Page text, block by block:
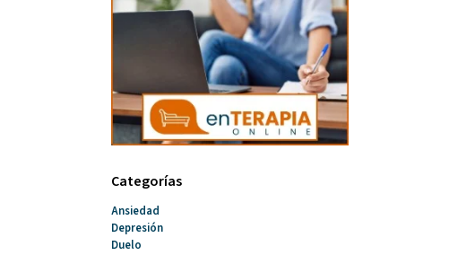
Categorías
Ansiedad
Depresión
Duelo